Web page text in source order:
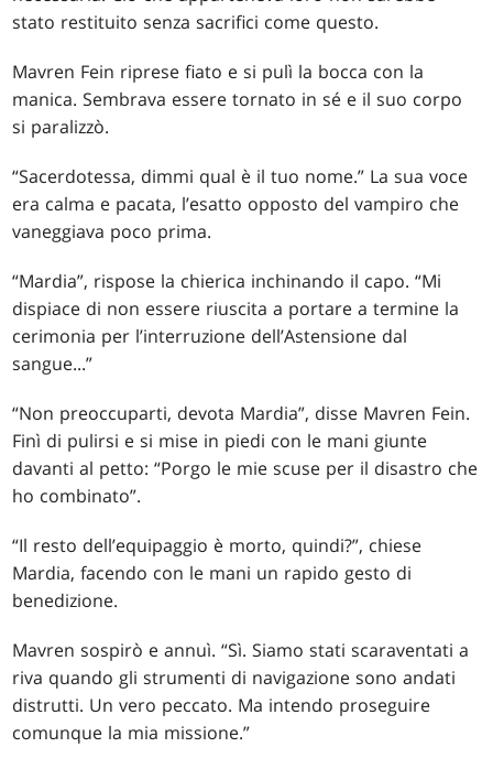
stato restituito senza sacrifici come questo.
Mavren Fein riprese fiato e si pulì la bocca con la
manica. Sembrava essere tornato in sé e il suo corpo
si paralizzò.
“Sacerdotessa, dimmi qual è il tuo nome.” La sua voce
era calma e pacata, l’esatto opposto del vampiro che
vaneggiava poco prima.
“Mardia”, rispose la chierica inchinando il capo. “Mi
dispiace di non essere riuscita a portare a termine la
cerimonia per l’interruzione dell’Astensione dal
sangue...”
“Non preoccuparti, devota Mardia”, disse Mavren Fein.
Finì di pulirsi e si mise in piedi con le mani giunte
davanti al petto: “Porgo le mie scuse per il disastro che
ho combinato”.
“Il resto dell’equipaggio è morto, quindi?”, chiese
Mardia, facendo con le mani un rapido gesto di
benedizione.
Mavren sospirò e annuì. “Sì. Siamo stati scaraventati a
riva quando gli strumenti di navigazione sono andati
distrutti. Un vero peccato. Ma intendo proseguire
comunque la mia missione.”